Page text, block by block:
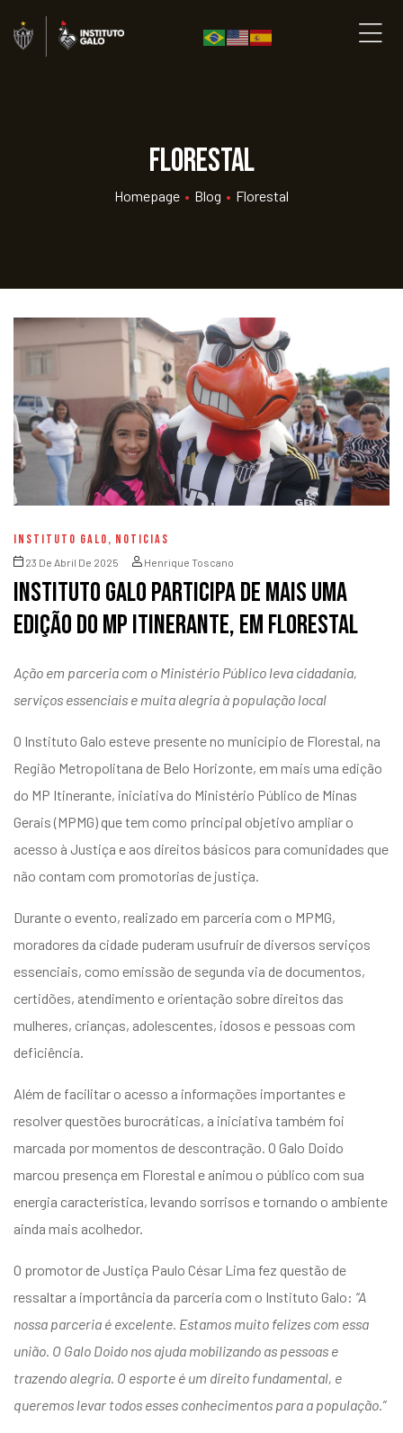
Florestal
Homepage • Blog • Florestal
INSTITUTO GALO, NOTICIAS
23 De Abril De 2025 Henrique Toscano
Instituto Galo participa de mais uma
edição do MP Itinerante, em Florestal
Ação em parceria com o Ministério Público leva cidadania,
serviços essenciais e muita alegria à população local
O Instituto Galo esteve presente no município de Florestal, na
Região Metropolitana de Belo Horizonte, em mais uma edição
do MP Itinerante, iniciativa do Ministério Público de Minas
Gerais (MPMG) que tem como principal objetivo ampliar o
acesso à Justiça e aos direitos básicos para comunidades que
não contam com promotorias de justiça.
Durante o evento, realizado em parceria com o MPMG,
moradores da cidade puderam usufruir de diversos serviços
essenciais, como emissão de segunda via de documentos,
certidões, atendimento e orientação sobre direitos das
mulheres, crianças, adolescentes, idosos e pessoas com
deficiência.
Além de facilitar o acesso a informações importantes e
resolver questões burocráticas, a iniciativa também foi
marcada por momentos de descontração. O Galo Doido
marcou presença em Florestal e animou o público com sua
energia característica, levando sorrisos e tornando o ambiente
ainda mais acolhedor.
O promotor de Justiça Paulo César Lima fez questão de
ressaltar a importância da parceria com o Instituto Galo: “A
nossa parceria é excelente. Estamos muito felizes com essa
união. O Galo Doido nos ajuda mobilizando as pessoas e
trazendo alegria. O esporte é um direito fundamental, e
queremos levar todos esses conhecimentos para a população.”